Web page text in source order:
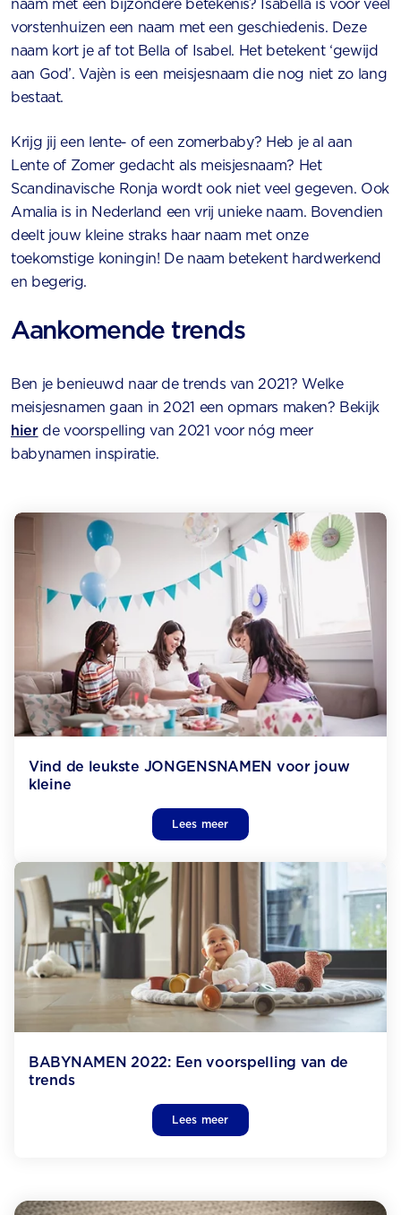
naam met een bijzondere betekenis? Isabella is voor veel
vorstenhuizen een naam met een geschiedenis. Deze
naam kort je af tot Bella of Isabel. Het betekent ‘gewijd
aan God’. Vajèn is een meisjesnaam die nog niet zo lang
bestaat.
Krijg jij een lente- of een zomerbaby? Heb je al aan
Lente of Zomer gedacht als meisjesnaam? Het
Scandinavische Ronja wordt ook niet veel gegeven. Ook
Amalia is in Nederland een vrij unieke naam. Bovendien
deelt jouw kleine straks haar naam met onze
toekomstige koningin! De naam betekent hardwerkend
en begerig.
Aankomende trends
Ben je benieuwd naar de trends van 2021? Welke
meisjesnamen gaan in 2021 een opmars maken? Bekijk
hierde voorspelling van 2021 voor nóg meer
babynamen inspiratie.
Vind de leukste JONGENS­NAMEN voor jouw
kleine
Lees meer
BABYNAMEN 2022: Een voorspelling van de
trends
Lees meer